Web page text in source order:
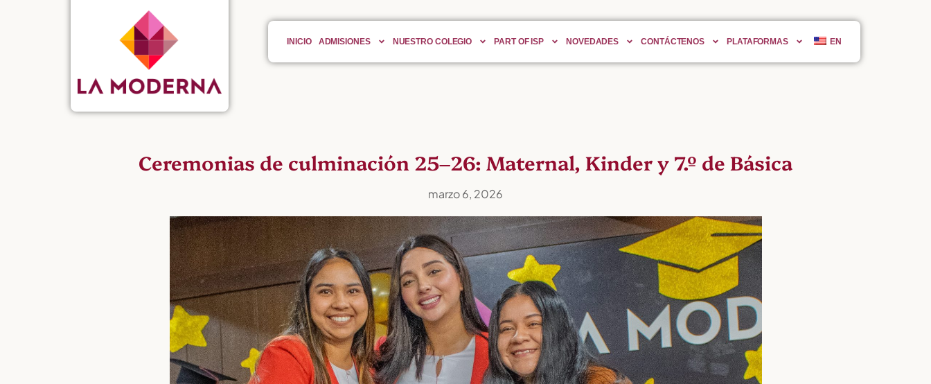
INICIO ADMISIONES NUESTRO COLEGIO PART OF ISP NOVEDADES CONTÁCTENOS PLATAFORMAS EN
Ceremonias de culminación 25–26: Maternal, Kinder y 7.º de Básica
marzo 6, 2026